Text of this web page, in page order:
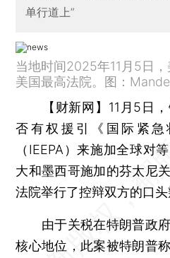
单行道上”
当地时间2025年11月5日
美国最高法院。图：
【财新网】 11月5日
否有权援引《国际紧急
（IEEPA）来施加全球对
大和墨西哥施加的芬太尼
法院举行了控辩双方的口头
由于关税在特朗普政府
核心地位，此案被特朗普